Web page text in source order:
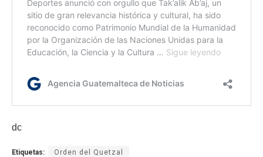
dc
Etiquetas: Orden del Quetzal